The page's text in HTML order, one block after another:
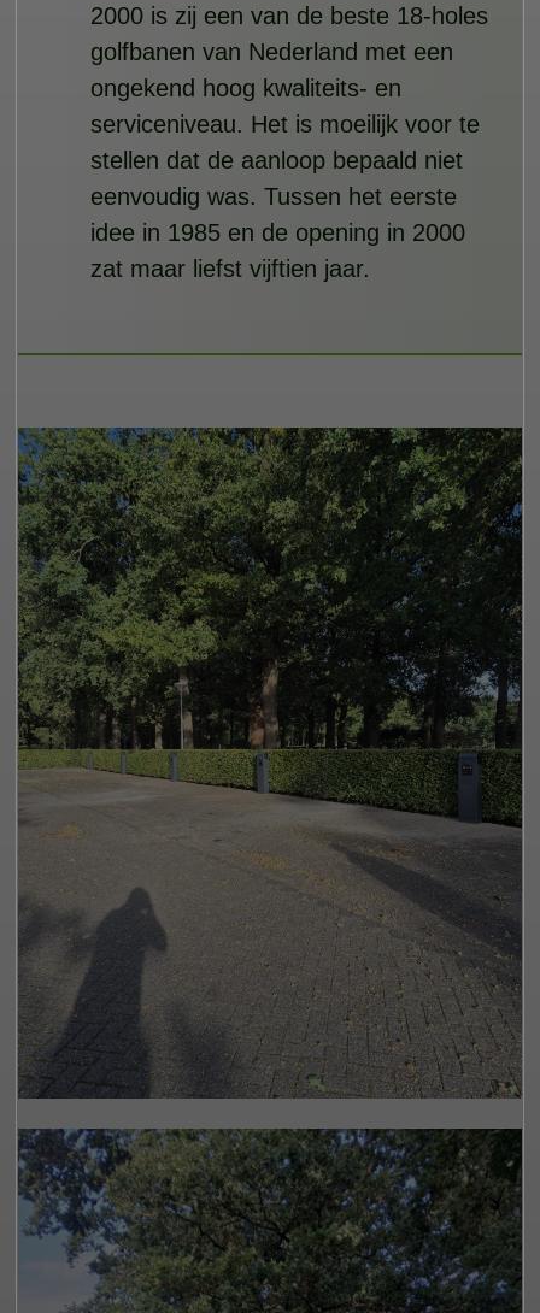
2000 is zij een van de beste 18-holes
golfbanen van Nederland met een
ongekend hoog kwaliteits- en
serviceniveau. Het is moeilijk voor te
stellen dat de aanloop bepaald niet
eenvoudig was. Tussen het eerste
idee in 1985 en de opening in 2000
zat maar liefst vijftien jaar.